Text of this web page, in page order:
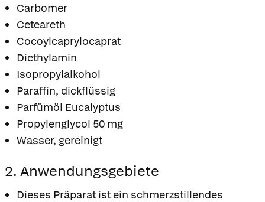
Carbomer
Ceteareth
Cocoylcaprylocaprat
Diethylamin
Isopropylalkohol
Paraffin, dickflüssig
Parfümöl Eucalyptus
Propylenglycol 50 mg
Wasser, gereinigt
2. Anwendungsgebiete
Dieses Präparat ist ein schmerzstillendes